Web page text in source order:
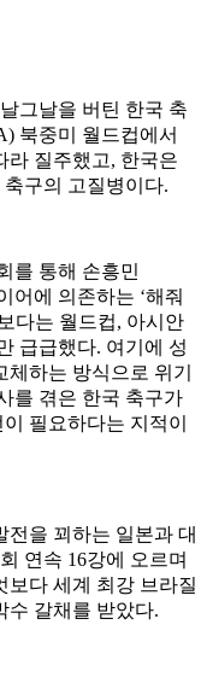
그날을 버틴 한국 축
북중미 월드컵에서
라 질주했고, 한국은
구의 고질병이다.
를 통해 손흥민
어에 의존하는 ‘해줘
다는 월드컵, 아시안
급급했다. 여기에 성
하는 방식으로 위기
를 겪은 한국 축구가
필요하다는 지적이
전을 꾀하는 일본과 대
연속 16강에 오르며
보다 세계 최강 브라질
수 갈채를 받았다.